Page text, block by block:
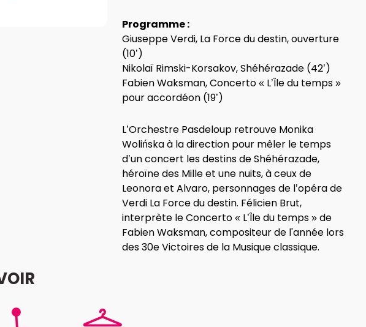
Programme :
Giuseppe Verdi, La Force du destin, ouverture
(10’)
Nikolaï Rimski-Korsakov, Shéhérazade (42’)
Fabien Waksman, Concerto « L’Île du temps »
pour accordéon (19’)
L’Orchestre Pasdeloup retrouve Monika
Wolińska à la direction pour mêler le temps
d’un concert les destins de Shéhérazade,
héroïne des Mille et une nuits, à ceux de
Leonora et Alvaro, personnages de l’opéra de
Verdi La Force du destin. Félicien Brut,
interprète le Concerto « L’Île du temps » de
Fabien Waksman, compositeur de l'année lors
des 30e Victoires de la Musique classique.